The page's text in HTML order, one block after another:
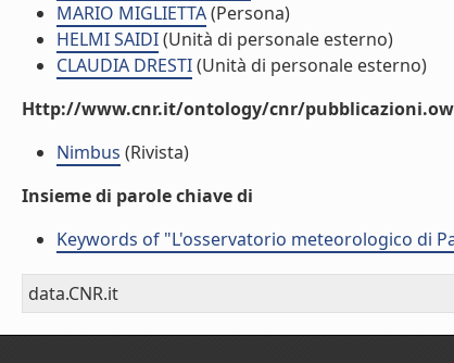
MARIO MIGLIETTA(Persona)
HELMI SAIDI(Unità di personale esterno)
CLAUDIA DRESTI(Unità di personale esterno)
Http://www.cnr.it/ontology/cnr/
Nimbus (Rivista)
Insieme di parole chiave di
Keywords of "L'osservatorio meteorologico di
data.CNR.it